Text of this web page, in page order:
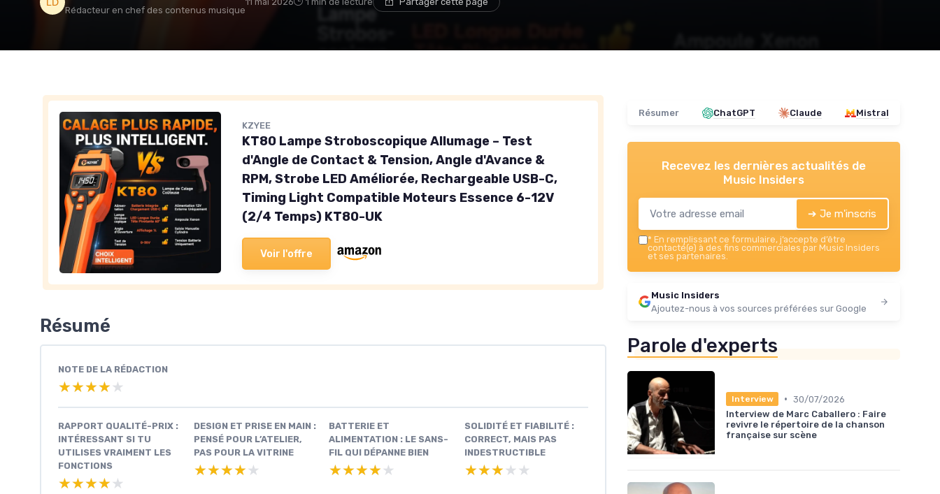
Rédacteur en chef des contenus musique
KZYEE
KT80 Lampe Stroboscopique Allumage – Test
d'Angle de Contact & Tension, Angle d'Avance &
RPM, Strobe LED Améliorée, Rechargeable USB-C,
Timing Light Compatible Moteurs Essence 6-12V
(2/4 Temps) KT80-UK
Voir l'offre
Résumé
NOTE DE LA RÉDACTION
★★★★★
★★★★★
RAPPORT QUALITÉ-PRIX :
INTÉRESSANT SI TU
UTILISES VRAIMENT LES
FONCTIONS
★★★★★
★★★★★
DESIGN ET PRISE EN MAIN :
PENSÉ POUR L’ATELIER,
PAS POUR LA VITRINE
★★★★★
★★★★★
BATTERIE ET
ALIMENTATION : LE SANS-
FIL QUI DÉPANNE BIEN
★★★★★
★★★★★
SOLIDITÉ ET FIABILITÉ :
CORRECT, MAIS PAS
INDESTRUCTIBLE
★★★★★
★★★★★
Résumer ChatGPT Claude Mistral
Recevez les dernières actualités de
Music Insiders
➔ Je m'inscris
* En remplissant ce formulaire, j’accepte d’être
contacté(e) à des fins commerciales par Music Insiders
et ses partenaires.
Music Insiders
Ajoutez-nous à vos sources préférées sur Google
Parole d'experts
Interview • 30/07/2026
Interview de Marc Caballero : Faire
revivre le répertoire de la chanson
française sur scène